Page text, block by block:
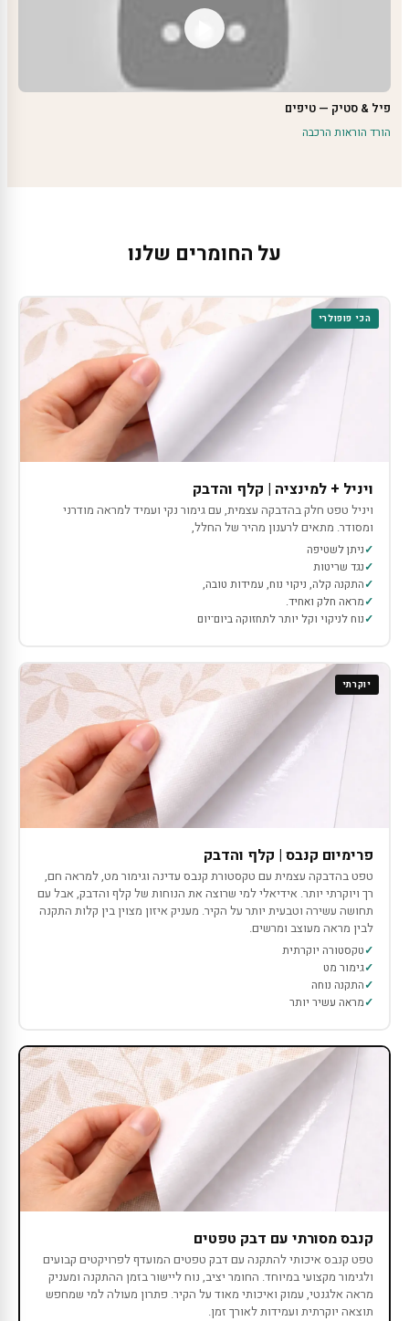
פיל & סטיק — טיפים
הורד הוראות הרכבה
על החומרים שלנו
הכי פופולרי
ויניל + למינציה | קלף והדבק
ויניל טפט חלק בהדבקה עצמית, עם גימור נקי ועמיד למראה מודרני
ומסודר. מתאים לרענון מהיר של החלל,
ניתן לשטיפה
נגד שריטות
התקנה קלה, ניקוי נוח, עמידות טובה,
מראה חלק ואחיד.
נוח לניקוי וקל יותר לתחזוקה ביום־יום
יוקרתי
פרימיום קנבס | קלף והדבק
טפט בהדבקה עצמית עם טקסטורת קנבס עדינה וגימור מט, למראה חם,
רך ויוקרתי יותר. אידיאלי למי שרוצה את הנוחות של קלף והדבק, אבל עם
תחושה עשירה וטבעית יותר על הקיר. מעניק איזון מצוין בין קלות התקנה
לבין מראה מעוצב ומרשים.
טקסטורה יוקרתית
גימור מט
התקנה נוחה
מראה עשיר יותר
קנבס מסורתי עם דבק טפטים
טפט קנבס איכותי להתקנה עם דבק טפטים המועדף לפרויקטים קבועים
ולגימור מקצועי במיוחד. החומר יציב, נוח ליישור בזמן ההתקנה ומעניק
מראה אלגנטי, עמוק ואיכותי מאוד על הקיר. פתרון מעולה למי שמחפש
תוצאה יוקרתית ועמידות לאורך זמן.